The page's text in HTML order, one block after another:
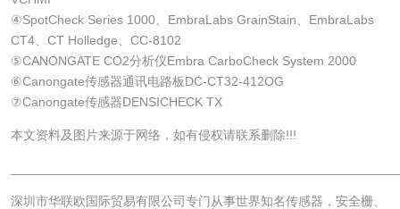
④SpotCheck Series 1000、EmbraLabs GrainStain、EmbraLabs
CT4、CT Holledge、CC-8102
⑤CANONGATE CO2分析仪Embra CarboCheck System 2000
⑥Canongate传感器通讯电路板DC-CT32-412OG
⑦Canongate传感器DENSICHECK TX
本文资料及图片来源于网络，如有侵权请联系删除!!!
深圳市华联欧国际贸易有限公司专门从事世界知名传感器，安全栅、